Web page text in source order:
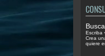
Escriba
Crea
quiere